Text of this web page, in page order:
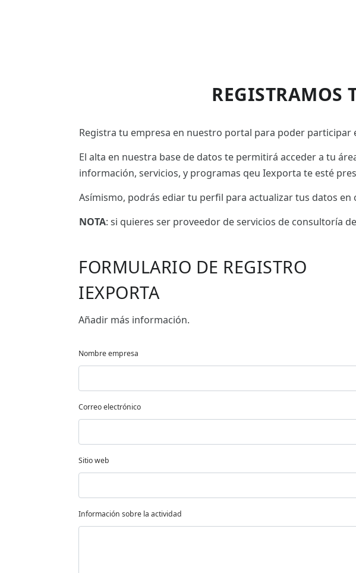
REGISTRAMOS
Registra tu empresa en nuestro portal para poder
El alta en nuestra base de datos te permitirá acceder a tu
información, servicios, y programas qeu Iexporta te esté
Asímismo, podrás ediar tu perfil para actualizar tus datos en
NOTA: si quieres ser proveedor de servicios de consultoría
FORMULARIO DE REGISTRO
IEXPORTA
Añadir más información.
Nombre empresa
Correo electrónico
Sitio web
Información sobre la actividad